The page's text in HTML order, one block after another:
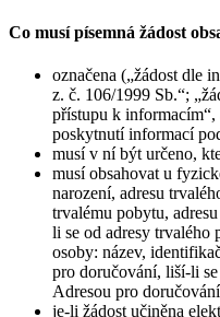
Co musí písemná žádost
označena („žádost dle
z. č. 106/1999 Sb.“;
přístupu k informacím“,
poskytnutí informací
musí v ní být určeno,
musí obsahovat u
narození, adresu
trvalému pobytu,
li se od adresy trvalého
osoby: název,
pro doručování, liší-li se
Adresou pro
je-li žádost učiněna